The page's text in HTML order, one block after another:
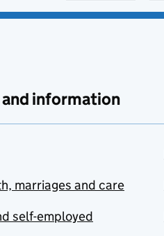
information
marriages and care
self-employed